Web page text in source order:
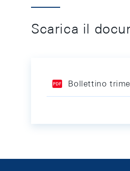
Scarica il
Bollettino